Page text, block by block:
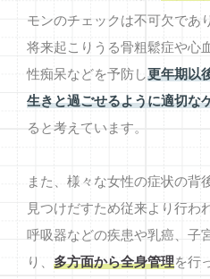
モンのチェックは不可欠であ
将来起こりうる骨粗鬆症や心
性痴呆などを予防し更年期以
生きと過ごせるように適切な
ると考えています。
また、様々な女性の症状の背
見つけだすため従来より行わ
呼吸器などの疾患や乳癌、子
り、 多方面から全身管理を行